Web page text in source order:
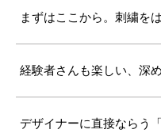
まずはここから。刺繍を
経験者さんも楽しい、深
デザイナーに直接ならう